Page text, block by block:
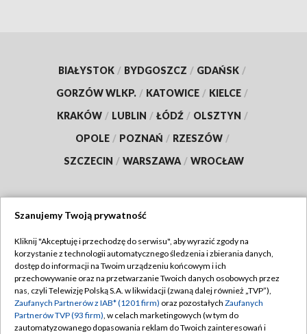
BIAŁYSTOK / BYDGOSZCZ / GDAŃSK /
GORZÓW WLKP. / KATOWICE / KIELCE /
KRAKÓW / LUBLIN / ŁÓDŹ / OLSZTYN /
OPOLE / POZNAŃ / RZESZÓW /
SZCZECIN / WARSZAWA / WROCŁAW
TVP
Abonament TVP
Emisja w TVP
Centrum informacji TVP
Regulamin TVP
Polityka prywatności
Moje zgody
Szanujemy Twoją prywatność
Kliknij "Akceptuję i przechodzę do serwisu", aby wyrazić zgody na
korzystanie z technologii automatycznego śledzenia i zbierania danych,
dostęp do informacji na Twoim urządzeniu końcowym i ich
przechowywanie oraz na przetwarzanie Twoich danych osobowych przez
nas, czyli Telewizję Polską S.A. w likwidacji (zwaną dalej również „TVP”),
Zaufanych Partnerów z IAB* (1201 firm) oraz pozostałych Zaufanych
Partnerów TVP (93 firm), w celach marketingowych (w tym do
zautomatyzowanego dopasowania reklam do Twoich zainteresowań i